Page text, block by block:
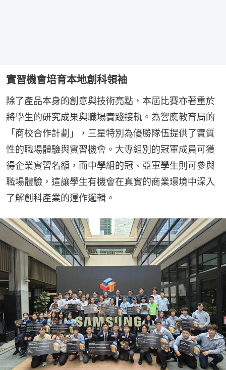
實習機會培育本地創科領袖
除了產品本身的創意與技術亮點，本屆比賽亦著重於
將學生的研究成果與職場實踐接軌。為響應教育局的
「商校合作計劃」，三星特別為優勝隊伍提供了實質
性的職場體驗與實習機會。大專組別的冠軍成員可獲
得企業實習名額，而中學組的冠、亞軍學生則可參與
職場體驗，這讓學生有機會在真實的商業環境中深入
了解創科產業的運作邏輯。